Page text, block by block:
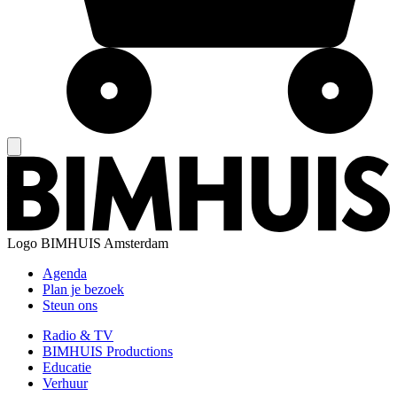
Logo BIMHUIS Amsterdam
Agenda
Plan je bezoek
Steun ons
Radio & TV
BIMHUIS Productions
Educatie
Verhuur